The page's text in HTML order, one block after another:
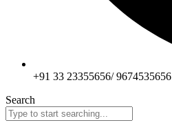
+91 33 23355656/ 9674535656
Search